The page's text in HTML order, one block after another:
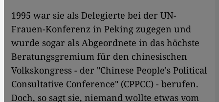
1995 war sie als Delegierte bei der UN-
Frauen-Konferenz in Peking zugegen und
wurde sogar als Abgeordnete in das höchste
Beratungsgremium für den chinesischen
Volkskongress - der "Chinese People's Political
Consultative Conference" (CPPCC) - berufen.
Doch, so sagt sie, niemand wollte etwas vom